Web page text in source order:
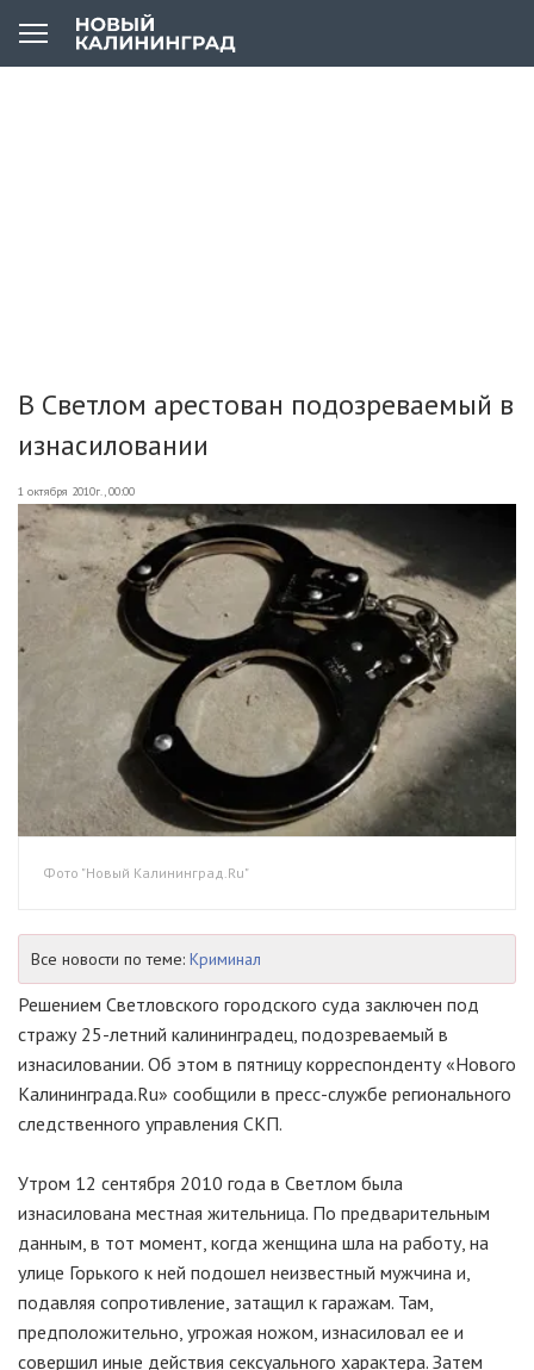
В Светлом арестован подозреваемый в
изнасиловании
1 октября 2010г., 00:00
Фото "Новый Калининград.Ru"
Все новости по теме: Криминал
Решением Светловского городского суда заключен под
стражу 25-летний калининградец, подозреваемый в
изнасиловании. Об этом в пятницу корреспонденту «Нового
Калининграда.Ru» сообщили в пресс-службе регионального
следственного управления CКП.
Утром 12 сентября 2010 года в Светлом была
изнасилована местная жительница. По предварительным
данным, в тот момент, когда женщина шла на работу, на
улице Горького к ней подошел неизвестный мужчина и,
подавляя сопротивление, затащил к гаражам. Там,
предположительно, угрожая ножом, изнасиловал ее и
совершил иные действия сексуального характера. Затем